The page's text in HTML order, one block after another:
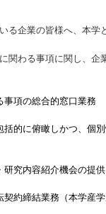
る企業の皆様へ、本
関わる事項に関し、企
事項の総合的窓口業務
的に俯瞰しかつ、個
研究内容紹介機会の提供
約締結業務（本学産学